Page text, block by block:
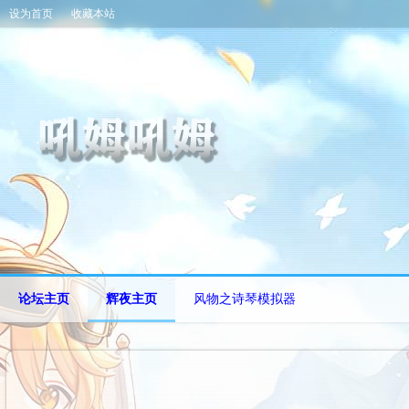
设为首页 收藏本站
论坛主页 辉夜主页 风物之诗琴模拟器